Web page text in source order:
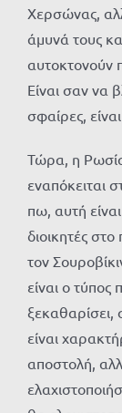
Χερσώνας,
άμυνά τους
αυτοκτονούν
Είναι σαν να
σφαίρες,
Τώρα, η
εναπόκειται
πω, αυτή
διοικητές
τον
είναι ο τύπος
ξεκαθαρίσει,
είναι
αποστολή,